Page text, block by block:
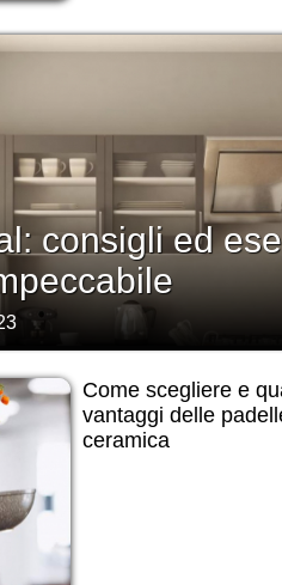
consigli ed
Come scegliere e
vantaggi delle
ceramica